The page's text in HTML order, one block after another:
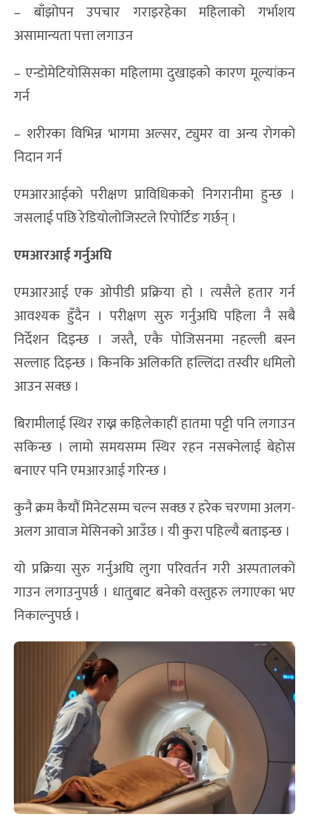
– बाँझोपन उपचार गराइरहेका महिलाको गर्भाशय
असामान्यता पत्ता लगाउन
– एन्डोमेटियोसिसका महिलामा दुखाइको कारण मूल्यांकन
गर्न
– शरीरका विभिन्न भागमा अल्सर, ट्युमर वा अन्य रोगको
निदान गर्न
एमआरआईको परीक्षण प्राविधिकको निगरानीमा हुन्छ ।
जसलाई पछि रेडियोलोजिस्टले रिपोर्टिङ गर्छन् ।
एमआरआई गर्नुअघि
एमआरआई एक ओपीडी प्रक्रिया हो । त्यसैले हतार गर्न
आवश्यक हुँदैन । परीक्षण सुरु गर्नुअघि पहिला नै सबै
निर्देशन दिइन्छ । जस्तै, एकै पोजिसनमा नहल्ली बस्न
सल्लाह दिइन्छ । किनकि अलिकति हल्लिंदा तस्वीर धमिलो
आउन सक्छ ।
बिरामीलाई स्थिर राख्न कहिलेकाहीं हातमा पट्टी पनि लगाउन
सकिन्छ । लामो समयसम्म स्थिर रहन नसक्नेलाई बेहोस
बनाएर पनि एमआरआई गरिन्छ ।
कुनै क्रम कैयौं मिनेटसम्म चल्न सक्छ र हरेक चरणमा अलग-
अलग आवाज मेसिनको आउँछ । यी कुरा पहिल्यै बताइन्छ ।
यो प्रक्रिया सुरु गर्नुअघि लुगा परिवर्तन गरी अस्पतालको
गाउन लगाउनुपर्छ । धातुबाट बनेको वस्तुहरु लगाएका भए
निकाल्नुपर्छ ।